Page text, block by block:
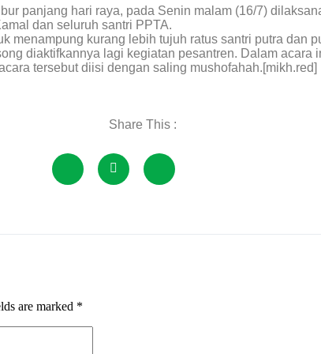
panjang hari raya, pada Senin malam (16/7)
dan seluruh santri PPTA.
menampung kurang lebih tujuh ratus santri putra dan
diaktifkannya lagi kegiatan pesantren. Dalam
tersebut diisi dengan saling mushofahah.[mikh.red]
Share This :
are marked *